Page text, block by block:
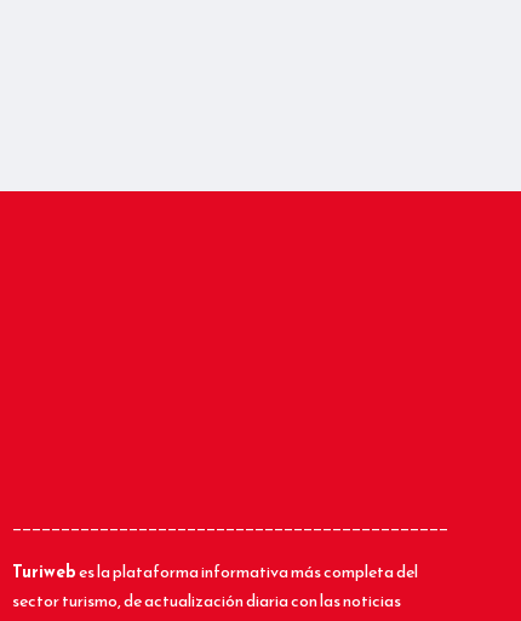
_____________________________________________
Turiwebes la plataforma informativa más completa del
sector turismo, de actualización diaria con las noticias